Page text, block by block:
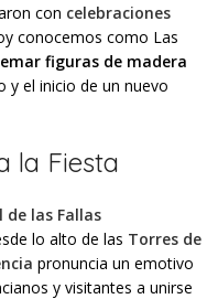
con celebraciones
conocemos como Las
figuras de madera
y el inicio de un nuevo
la Fiesta
las Fallas
lo alto de las Torres de
pronuncia un emotivo
y visitantes a unirse